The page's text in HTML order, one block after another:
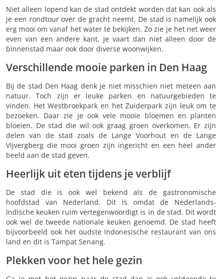
Niet alleen lopend kan de stad ontdekt worden dat kan ook als
je een rondtour over de gracht neemt. De stad is namelijk ook
erg mooi om vanaf het water te bekijken. Zo zie je het net weer
even van een andere kant. Je vaart dan niet alleen door de
binnenstad maar ook door diverse woonwijken.
Verschillende mooie parken in Den Haag
Bij de stad Den Haag denk je niet misschien niet meteen aan
natuur. Toch zijn er leuke parken en natuurgebieden te
vinden. Het Westbroekpark en het Zuiderpark zijn leuk om te
bezoeken. Daar zie je ook vele mooie bloemen en planten
bloeien. De stad die wil ook graag groen overkomen. Er zijn
delen van de stad zoals de Lange Voorhout en de Lange
Vijvergberg die mooi groen zijn ingericht en een heel ander
beeld aan de stad geven.
Heerlijk uit eten tijdens je verblijf
De stad die is ook wel bekend als de gastronomische
hoofdstad van Nederland. Dit is omdat de Nederlands-
Indische keuken ruim vertegenwoordigt is in de stad. Dit wordt
ook wel de tweede nationale keuken genoemd. De stad heeft
bijvoorbeeld ook het oudste Indonesische restaurant van ons
land en dit is Tampat Senang.
Plekken voor het hele gezin